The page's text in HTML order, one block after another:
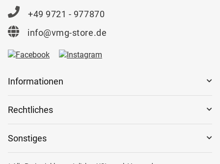
+49 9721 - 977870
info@vmg-store.de
Informationen
Rechtliches
Sonstiges